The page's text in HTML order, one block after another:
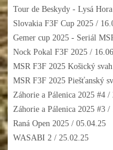
Tour de Beskydy - Lysá
Slovakia F3F Cup 2025/
Gemer cup 2025 - Seriál
Nock Pokal F3F 2025/
MSR F3F 2025 Košický svah
MSR F3F 2025 Piešťanský
Záhorie a Pálenica 2025 #4/
Záhorie a Pálenica 2025 #3/
Raná Open 2025/ 05.04.25
WASABI 2 / 25.02.25